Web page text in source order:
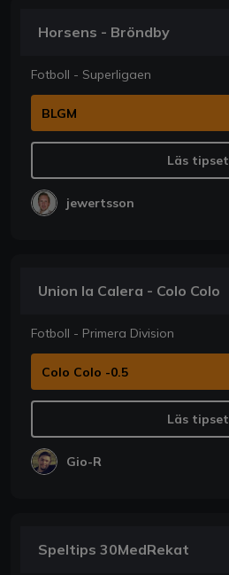
Horsens - Bröndby
Fotboll - Superligaen
BLGM
Läs tipset
jewertsson
Union la Calera - Colo Colo
Fotboll - Primera Division
Colo Colo -0.5
Läs tipset
Gio-R
Speltips 30MedRekat